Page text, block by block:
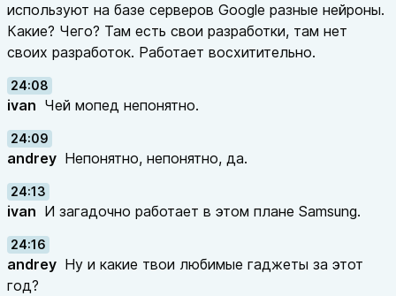
используют на базе серверов Google разные нейроны.
Какие? Чего? Там есть свои разработки, там нет
своих разработок. Работает восхитительно.
24:08
ivan Чей мопед непонятно.
24:09
andrey Непонятно, непонятно, да.
24:13
ivan И загадочно работает в этом плане Samsung.
24:16
andrey Ну и какие твои любимые гаджеты за этот
год?